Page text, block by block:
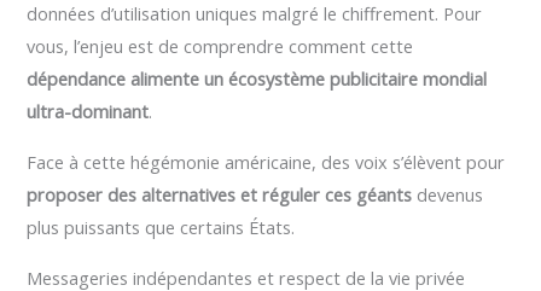
données d’utilisation uniques malgré le chiffrement. Pour
vous, l’enjeu est de comprendre comment cette
dépendance alimente un écosystème publicitaire mondial
ultra-dominant.
Face à cette hégémonie américaine, des voix s’élèvent pour
proposer des alternatives et réguler ces géants devenus
plus puissants que certains États.
Messageries indépendantes et respect de la vie privée